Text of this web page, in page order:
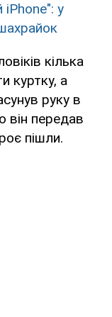
у
кілька
куртку, а
руку в
він передав
пішли.